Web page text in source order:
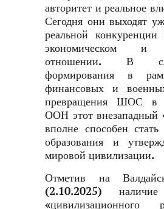
авторитет и реальное
Сегодня они выходят
реальной
экономическом и
отношении. В
формирования в
финансовых и
превращения ШОС в
ООН этот внезападный
вполне способен
образования и
мировой цивилизации.
Отметив на
(2.10.2025) наличие
«цивилизационного